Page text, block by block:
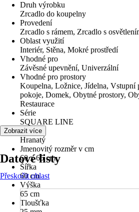
Druh výrobku
Zrcadlo do koupelny
Provedení
Zrcadlo s rámem, Zrcadlo s
Oblast využití
Interiér, Stěna, Mokré prostředí
Vhodné pro
Závěsné upevnění, Univerzální
Vhodné pro prostory
Koupelna, Ložnice, Jídelna, Vstupní
pokoje, Domek, Obytné prostory,
Restaurace
Série
SQUARE LINE
Tvar
Hranatý
Jmenovitý rozměr v cm
60 x 65 cm
Šířka
60 cm
Výška
65 cm
Tloušťka
Zobrazit více
Datové listy
Přeskočit oblast